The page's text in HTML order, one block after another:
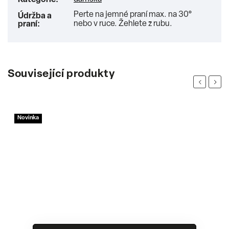
Údržba a
praní:
Perte na jemné praní max. na 30°
nebo v ruce. Žehlete z rubu.
Související produkty
Previous
Novinka
Next